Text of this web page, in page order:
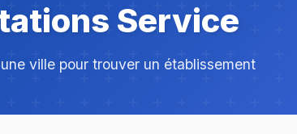
Service
ville pour trouver un établissement